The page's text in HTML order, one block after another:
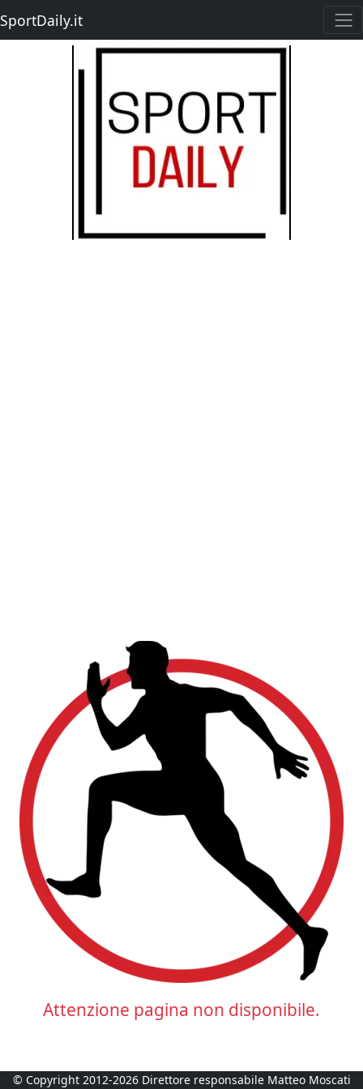
SportDaily.it
Attenzione pagina non disponibile.
© Copyright 2012-2026 Direttore responsabile Matteo Moscati